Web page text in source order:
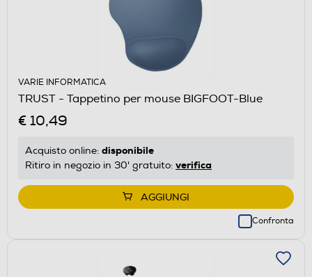
VARIE INFORMATICA
TRUST - Tappetino per mouse BIGFOOT-Blue
€ 10,49
Acquisto online: disponibile
Ritiro in negozio in 30' gratuito: verifica
AGGIUNGI
Confronta